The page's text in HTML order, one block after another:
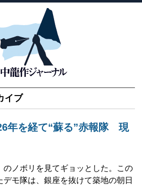
イブ
年を経て“蘇る”赤報隊 現
ノボリを見てギョッとした。この
デモ隊は、銀座を抜けて築地の朝日